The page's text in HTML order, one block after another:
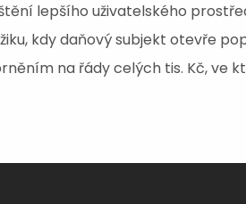
lepšího uživatelského
kdy daňový subjekt otevře
na řády celých tis. Kč, ve